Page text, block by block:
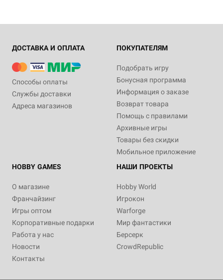
ДОСТАВКА И ОПЛАТА
Способы оплаты
Службы доставки
Адреса магазинов
ПОКУПАТЕЛЯМ
Подобрать игру
Бонусная программа
Информация о заказе
Возврат товара
Помощь с правилами
Архивные игры
Товары без скидки
Мобильное приложение
HOBBY GAMES
О магазине
Франчайзинг
Игры оптом
Корпоративные подарки
Работа у нас
Новости
Контакты
НАШИ ПРОЕКТЫ
Hobby World
Игрокон
Warforge
Мир фантастики
Берсерк
CrowdRepublic